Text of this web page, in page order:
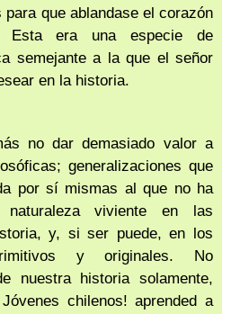
para que ablandase el corazón
Esta era una especie de
semejante a la que el señor
en la historia.
no dar demasiado valor a
generalizaciones que
por sí mismas al que no ha
naturaleza viviente en las
y, si ser puede, en los
y originales. No
nuestra historia solamente,
chilenos! aprended a